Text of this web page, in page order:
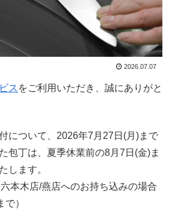
2026.07.07
ス をご利用いただき、誠にありがと
について、2026年7月27日(月)まで
包丁は、夏季休業前の8月7日(金)ま
します。
本木店/燕店へのお持ち込みの場合
）